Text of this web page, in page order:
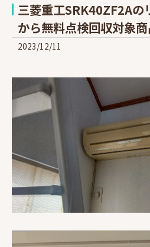
三菱重工SRK40ZF2Aの
から無料点検回収対象商
2023/12/11